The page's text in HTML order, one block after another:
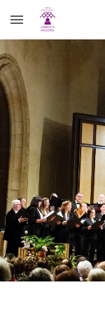
Skip to main content